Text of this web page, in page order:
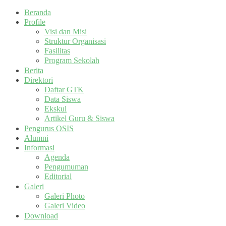
Beranda
Profile
Visi dan Misi
Struktur Organisasi
Fasilitas
Program Sekolah
Berita
Direktori
Daftar GTK
Data Siswa
Ekskul
Artikel Guru & Siswa
Pengurus OSIS
Alumni
Informasi
Agenda
Pengumuman
Editorial
Galeri
Galeri Photo
Galeri Video
Download